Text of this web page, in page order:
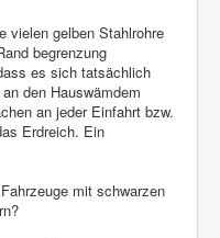
vielen gelben Stahlrohre
begrenzung
es sich tatsächlich
den Hauswämdem
an jeder Einfahrt bzw.
Erdreich. Ein
mit schwarzen